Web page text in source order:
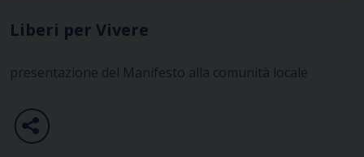
Liberi per Vivere
presentazione del Manifesto alla comunità locale